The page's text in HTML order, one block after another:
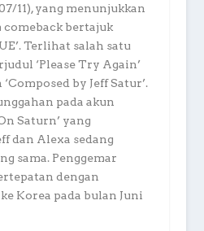
11), yang menunjukkan
bertajuk
Terlihat salah satu
‘Please Try Again’
by Jeff Satur’.
pada akun
Saturn’ yang
dan Alexa sedang
sama. Penggemar
dengan
Korea pada bulan Juni